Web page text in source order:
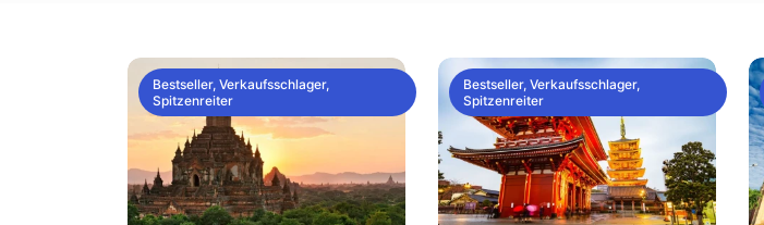
Bestseller, Verkaufsschlager,
Spitzenreiter
Bestseller, Verkaufsschlager,
Spitzenreiter